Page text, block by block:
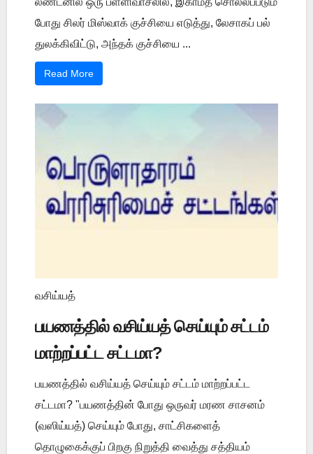
போது சிலர் மிஸ்வாக் குச்சியை எடுத்து, லேசாகப் பல்
துலக்கிவிட்டு, அந்தக் குச்சியை ...
Read More
வசிய்யத்
பயணத்தில் வசிய்யத் செய்யும் சட்டம்
மாற்றப்பட்ட சட்டமா?
பயணத்தில் வசிய்யத் செய்யும் சட்டம் மாற்றப்பட்ட
சட்டமா? "பயணத்தின் போது ஒருவர் மரண சாசனம்
(வஸிய்யத்) செய்யும் போது, சாட்சிகளைத்
தொழுகைக்குப் பிறகு நிறுத்தி வைத்து சத்தியம்